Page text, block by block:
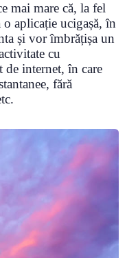
mai mare că, la fel
aplicație ucigașă, în
și vor îmbrățișa un
cu
internet, în care
fără